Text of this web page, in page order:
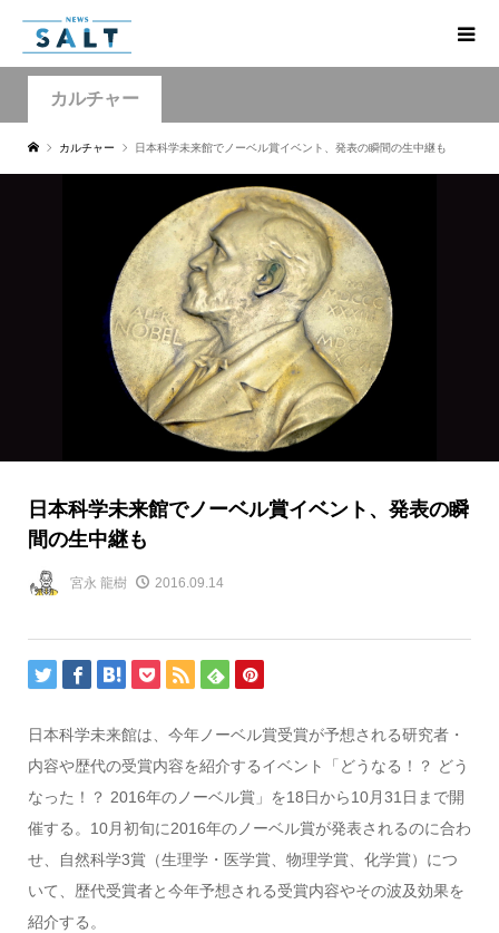
カルチャー
カルチャー 日本科学未来館でノーベル賞イベント、発表の瞬間の生中継も
日本科学未来館でノーベル賞イベント、発表の瞬
間の生中継も
宮永 龍樹 2016.09.14
日本科学未来館は、今年ノーベル賞受賞が予想される研究者・
内容や歴代の受賞内容を紹介するイベント「どうなる！？ どう
なった！？ 2016年のノーベル賞」を18日から10月31日まで開
催する。10月初旬に2016年のノーベル賞が発表されるのに合わ
せ、自然科学3賞（生理学・医学賞、物理学賞、化学賞）につ
いて、歴代受賞者と今年予想される受賞内容やその波及効果を
紹介する。